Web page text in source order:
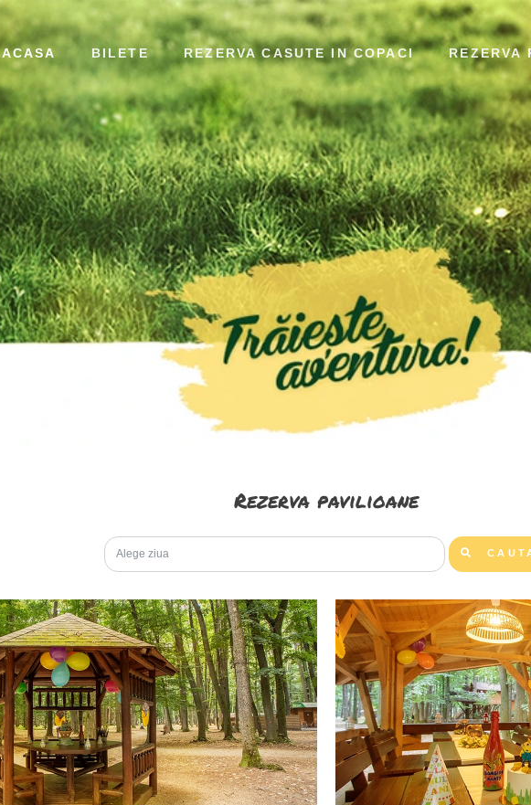
ACASA BILETE REZERVA CASUTE IN COPACI REZERVA
Rezerva pavilioane